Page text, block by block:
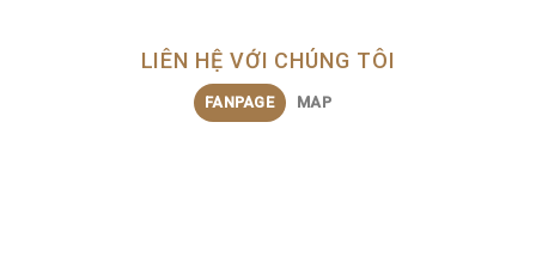
LIÊN HỆ VỚI CHÚNG TÔI
FANPAGE MAP